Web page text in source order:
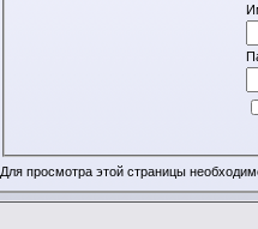
Для просмотра этой страницы